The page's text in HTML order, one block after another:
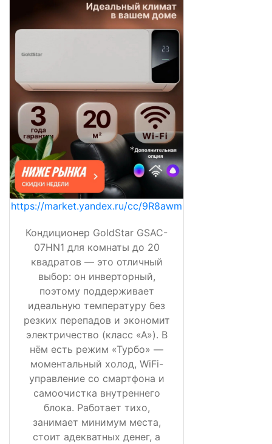
https://market.yandex.ru/cc/9R8awm
Кондиционер GoldStar GSAC-
07HN1 для комнаты до 20
квадратов — это отличный
выбор: он инверторный,
поэтому поддерживает
идеальную температуру без
резких перепадов и экономит
электричество (класс «А»). В
нём есть режим «Турбо» —
моментальный холод, WiFi-
управление со смартфона и
самоочистка внутреннего
блока. Работает тихо,
занимает минимум места,
стоит адекватных денег, а